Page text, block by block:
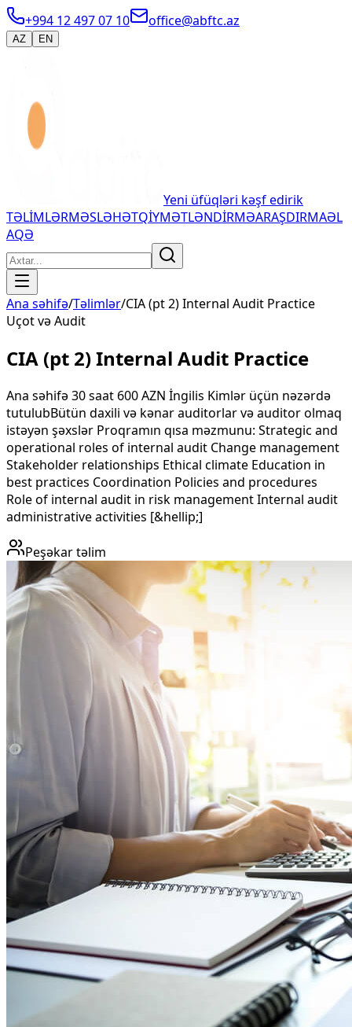
+994 12 497 07 10 office@abftc.az
AZ EN
Yeni üfüqləri kəşf edirik
TƏLİMLƏRMƏSLƏHƏTQİYMƏTLƏNDİRMƏARAŞDIRMAƏL
AQƏ
Ana səhifə/Təlimlər/CIA (pt 2) Internal Audit Practice
Uçot və Audit
CIA (pt 2) Internal Audit Practice
Ana səhifə 30 saat 600 AZN İngilis Kimlər üçün nəzərdə
tutulubBütün daxili və kənar auditorlar və auditor olmaq
istəyən şəxslər Proqramın qısa məzmunu​: Strategic and
operational roles of internal audit Change management
Stakeholder relationships Ethical climate Education in
best practices Coordination Policies and procedures
Role of internal audit in risk management Internal audit
administrative activities [&hellip;]
Peşəkar təlim